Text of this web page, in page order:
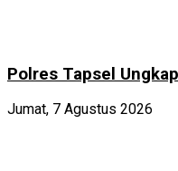
Polres Tapsel
Jumat, 7 Agustus 2026